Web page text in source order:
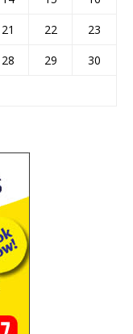
21 22
23
28 29
30